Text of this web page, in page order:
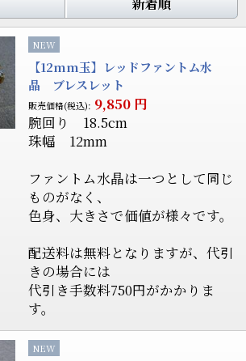
新着順
NEW
【12mm玉】レッドファントム水
晶 ブレスレット
販売価格(税込): 9,850 円
腕回り 18.5cm
珠幅 12mm
ファントム水晶は一つとして同じ
ものがなく、
色身、大きさで価値が様々です。
配送料は無料となりますが、代引
きの場合には
代引き手数料750円がかかりま
す。
NEW